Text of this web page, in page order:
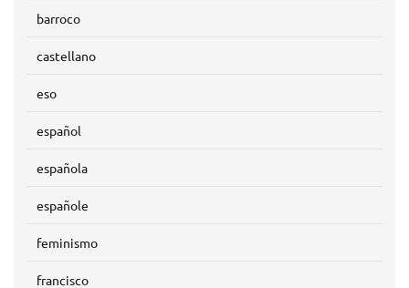
barroco
castellano
eso
español
española
españole
feminismo
francisco